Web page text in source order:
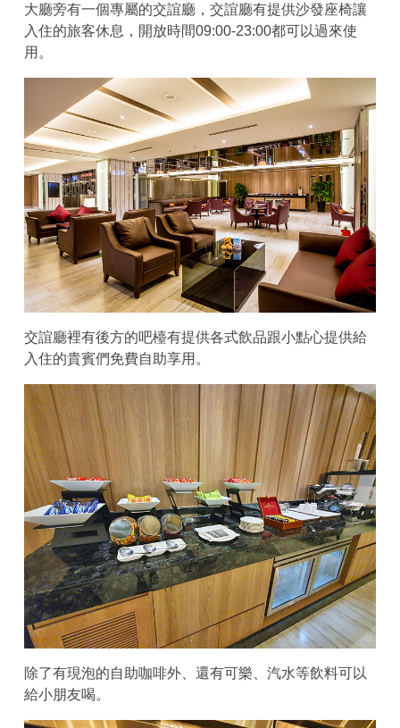
大廳旁有一個專屬的交誼廳，交誼廳有提供沙發座椅讓
入住的旅客休息，開放時間09:00-23:00都可以過來使
用。
交誼廳裡有後方的吧檯有提供各式飲品跟小點心提供給
入住的貴賓們免費自助享用。
除了有現泡的自助咖啡外、還有可樂、汽水等飲料可以
給小朋友喝。